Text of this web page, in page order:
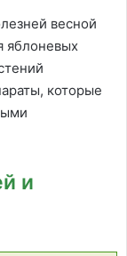
весной
яблоневых
которые
и